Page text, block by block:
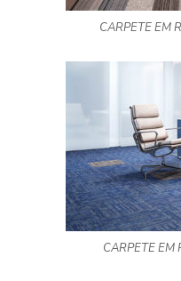
CARPETE EM
CARPETE EM